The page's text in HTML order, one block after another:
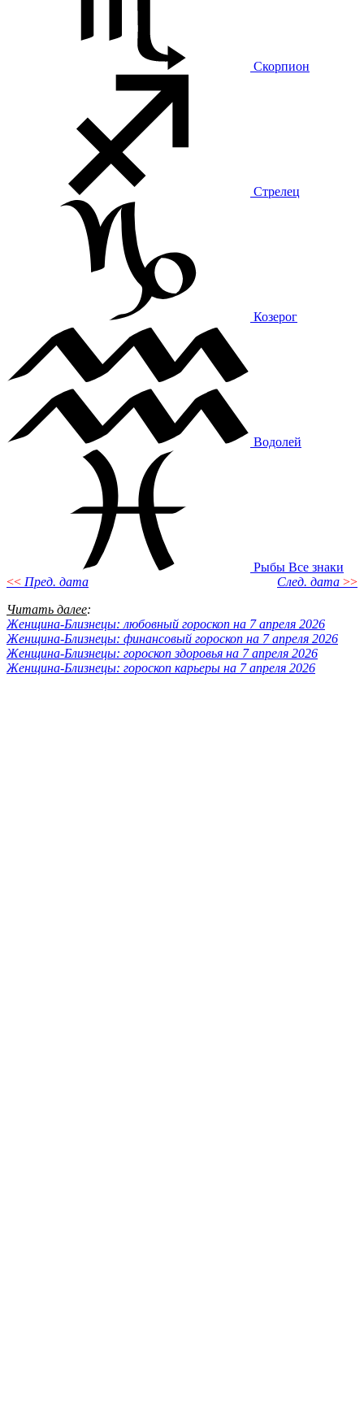
Скорпион
Стрелец
Козерог
Водолей
Рыбы Все знаки
<< Пред. дата След. дата >>
Читать далее:
Женщина-Близнецы: любовный гороскоп на 7 апреля 2026
Женщина-Близнецы: финансовый гороскоп на 7 апреля 2026
Женщина-Близнецы: гороскоп здоровья на 7 апреля 2026
Женщина-Близнецы: гороскоп карьеры на 7 апреля 2026